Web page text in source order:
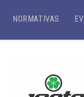
NORMATIVAS